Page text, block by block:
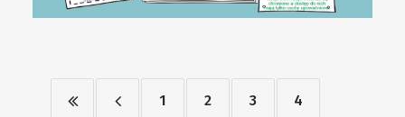
1 2 3 4